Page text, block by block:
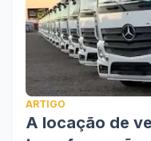
ARTIGO
A locação de